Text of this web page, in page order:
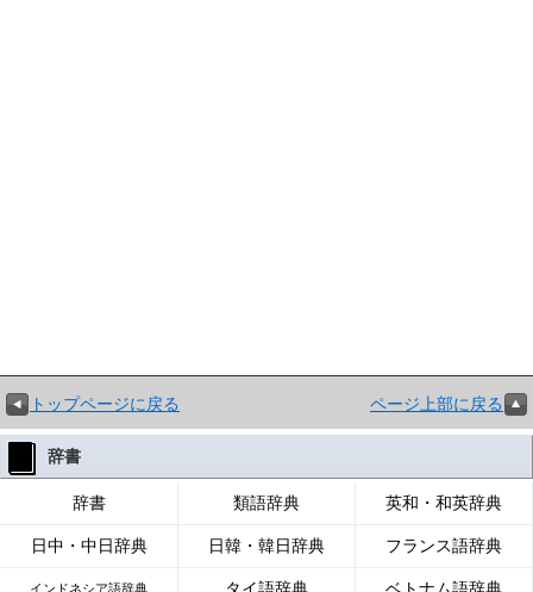
トップページに戻る ページ上部に戻る
辞書
辞書 類語辞典 英和・和英辞典
日中・中日辞典 日韓・韓日辞典 フランス語辞典
インドネシア語辞典